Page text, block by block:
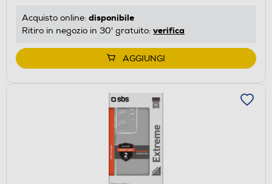
Acquisto online: disponibile
Ritiro in negozio in 30' gratuito: verifica
AGGIUNGI